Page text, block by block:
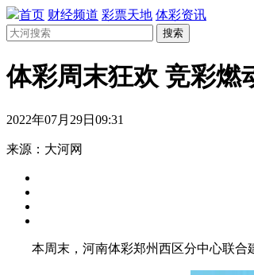
首页 财经频道 彩票天地 体彩资讯
搜索
体彩周末狂欢 竞彩燃
2022年07月29日09:31
来源：大河网
本周末，河南体彩郑州西区分中心联合